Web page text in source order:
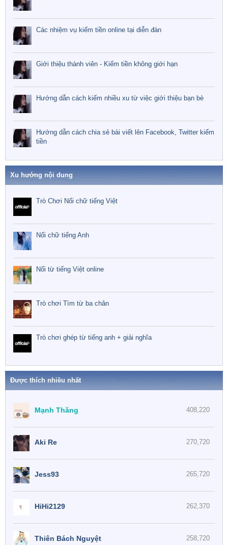
Các nhiệm vụ kiếm tiền online tại diễn đàn
Giới thiệu thành viên - Kiếm tiền không giới hạn
Hướng dẫn cách kiếm nhiều xu từ việc giới thiệu bạn bè
Hướng dẫn cách chia sẻ bài viết lên Facebook, Twitter kiếm
tiền
Xu hướng nội dung
Trò Chơi Nối chữ tiếng Việt
Nối chữ tiếng Anh
Nối từ tiếng Việt online
Trò chơi Tìm từ ba chân
Trò chơi ghép từ tiếng anh + giải nghĩa
Được thích nhiều nhất
408,220
Mạnh Thăng
270,720
Aki Re
265,720
Jess93
262,370
HiHi2129
258,720
Thiên Bách Nguyệt